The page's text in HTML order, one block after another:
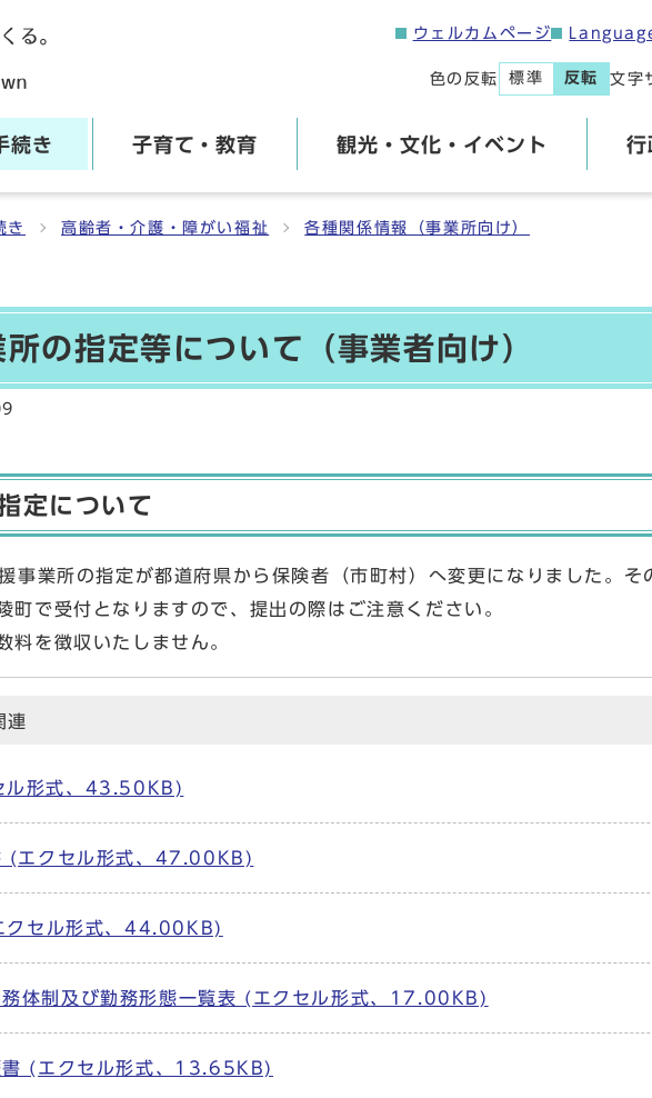
ウェルカムページ
色の反転 標準 反転 文字
続き 子育て・教育 観光・文化・イベント 行
き 高齢者・介護・障がい福祉 各種関係情報（事業所向け）
の指定等について（事業者向け）
定について
事業所の指定が都道府県から保険者（市町村）へ変更になりました。そ
町で受付となりますので、提出の際はご注意ください。
料を徴収いたしません。
連
ル形式、43.50KB)
(エクセル形式、47.00KB)
セル形式、44.00KB)
体制及び勤務形態一覧表 (エクセル形式、17.00KB)
(エクセル形式、13.65KB)